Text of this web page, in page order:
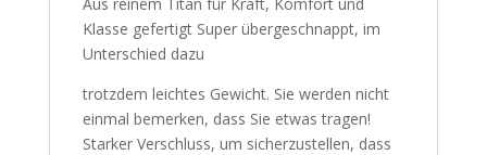
Klasse gefertigt Super übergeschnappt, im
Unterschied dazu
trotzdem leichtes Gewicht. Sie werden nicht
einmal bemerken, dass Sie etwas tragen!
Starker Verschluss, um sicherzustellen, dass